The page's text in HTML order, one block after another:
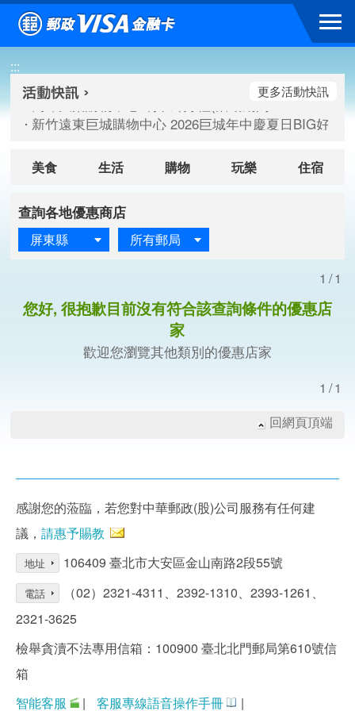
跳到主要內容區塊
:::
高雄大樂購物中心 刷卡郵好禮(活動期間：115/08/07-
臺北三創生活 有點東西第2波 刷卡郵好禮(活動期間：
高雄大樂購物中心 刷卡郵好禮(活動期間：115/08/07-
新竹遠東巨城購物中心 2026巨城年中慶夏日BIG好刷(
更多活動快訊
美食 生活 購物 玩樂 住宿
查詢各地優惠商店
屏東縣 所有郵局
1/1
您好, 很抱歉目前沒有符合該查詢條件的優惠店
家
歡迎您瀏覽其他類別的優惠店家
1/1
回網頁頂端
感謝您的蒞臨，若您對中華郵政(股)公司服務有任何建
議， 請惠予賜教
地址 106409 臺北市大安區金山南路2段55號
電話
（02）2321-4311、2392-1310、2393-1261、
2321-3625
檢舉貪瀆不法專用信箱：100900 臺北北門郵局第610號信
箱
智能客服
| 客服專線語音操作手冊 |